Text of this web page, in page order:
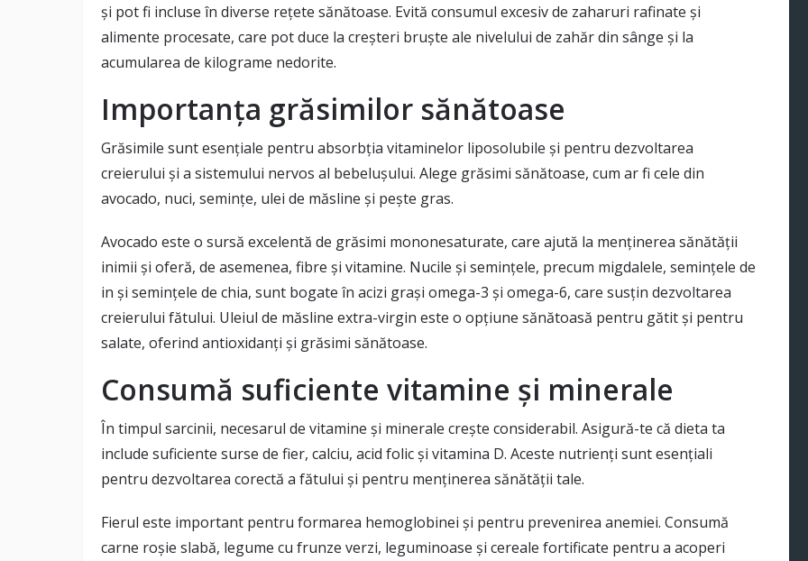
și pot fi incluse în diverse rețete sănătoase. Evită consumul excesiv de zaharuri rafinate și
alimente procesate, care pot duce la creșteri bruște ale nivelului de zahăr din sânge și la
acumularea de kilograme nedorite.
Importanța grăsimilor sănătoase
Grăsimile sunt esențiale pentru absorbția vitaminelor liposolubile și pentru dezvoltarea
creierului și a sistemului nervos al bebelușului. Alege grăsimi sănătoase, cum ar fi cele din
avocado, nuci, semințe, ulei de măsline și pește gras.
Avocado este o sursă excelentă de grăsimi mononesaturate, care ajută la menținerea sănătății
inimii și oferă, de asemenea, fibre și vitamine. Nucile și semințele, precum migdalele, semințele de
in și semințele de chia, sunt bogate în acizi grași omega-3 și omega-6, care susțin dezvoltarea
creierului fătului. Uleiul de măsline extra-virgin este o opțiune sănătoasă pentru gătit și pentru
salate, oferind antioxidanți și grăsimi sănătoase.
Consumă suficiente vitamine și minerale
În timpul sarcinii, necesarul de vitamine și minerale crește considerabil. Asigură-te că dieta ta
include suficiente surse de fier, calciu, acid folic și vitamina D. Aceste nutrienți sunt esențiali
pentru dezvoltarea corectă a fătului și pentru menținerea sănătății tale.
Fierul este important pentru formarea hemoglobinei și pentru prevenirea anemiei. Consumă
carne roșie slabă, legume cu frunze verzi, leguminoase și cereale fortificate pentru a acoperi